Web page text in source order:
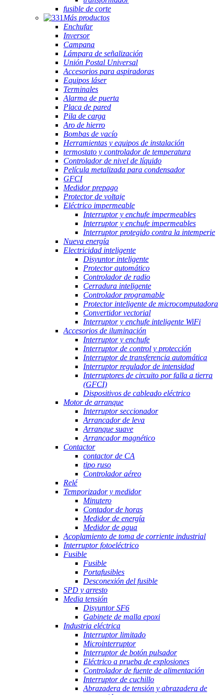
fusible de corte
Más productos
Enchufar
Inversor
Campana
Lámpara de señalización
Unión Postal Universal
Accesorios para aspiradoras
Equipos láser
Terminales
Alarma de puerta
Placa de pared
Pila de carga
Aro de hierro
Bombas de vacío
Herramientas y equipos de instalación
termostato y controlador de temperatura
Controlador de nivel de líquido
Película metalizada para condensador
GFCI
Medidor prepago
Protector de voltaje
Eléctrico impermeable
Interruptor y enchufe impermeables
Interruptor y enchufe impermeables
Interruptor protegido contra la intemperie
Nueva energía
Electricidad inteligente
Disyuntor inteligente
Protector automático
Controlador de radio
Cerradura inteligente
Controlador programable
Protector inteligente de microcomputadora
Convertidor vectorial
Interruptor y enchufe inteligente WiFi
Accesorios de iluminación
Interruptor y enchufe
Interruptor de control y protección
Interruptor de transferencia automática
Interruptor regulador de intensidad
Interruptores de circuito por falla a tierra
(GFCI)
Dispositivos de cableado eléctrico
Motor de arranque
Interruptor seccionador
Arrancador de leva
Arranque suave
Arrancador magnético
Contactor
contactor de CA
tipo ruso
Controlador aéreo
Relé
Temporizador y medidor
Minutero
Contador de horas
Medidor de energía
Medidor de agua
Acoplamiento de toma de corriente industrial
Interruptor fotoeléctrico
Fusible
Fusible
Portafusibles
Desconexión del fusible
SPD y arresto
Media tensión
Disyuntor SF6
Gabinete de malla epoxi
Industria eléctrica
Interruptor limitado
Microinterruptor
Interruptor de botón pulsador
Eléctrico a prueba de explosiones
Controlador de fuente de alimentación
Interruptor de cuchillo
Abrazadera de tensión y abrazadera de